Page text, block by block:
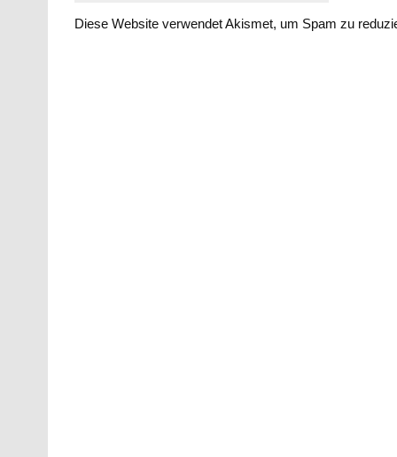
Diese Website verwendet Akismet, um Spam zu